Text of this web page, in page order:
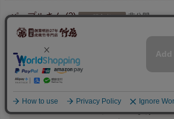
パープル 3 購入者
非公開
投稿日
2014/06/23
マンションに暮らすようになって、フ
で、家の中ではスリッパを履くのが習
す。
仕事から帰って、足がだるいなぁと思